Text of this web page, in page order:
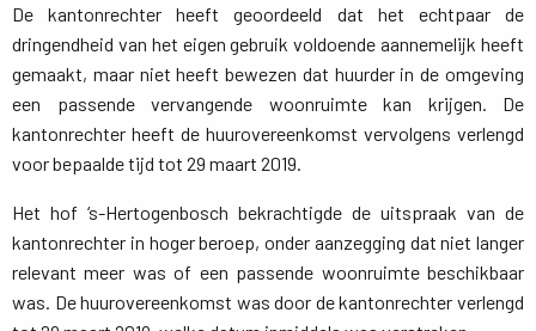
De kantonrechter heeft geoordeeld dat het echtpaar de
dringendheid van het eigen gebruik voldoende aannemelijk heeft
gemaakt, maar niet heeft bewezen dat huurder in de omgeving
een passende vervangende woonruimte kan krijgen. De
kantonrechter heeft de huurovereenkomst vervolgens verlengd
voor bepaalde tijd tot 29 maart 2019.
Het hof ‘s-Hertogenbosch bekrachtigde de uitspraak van de
kantonrechter in hoger beroep, onder aanzegging dat niet langer
relevant meer was of een passende woonruimte beschikbaar
was. De huurovereenkomst was door de kantonrechter verlengd